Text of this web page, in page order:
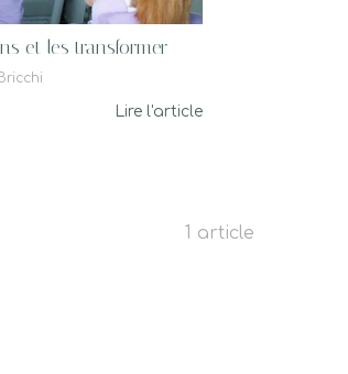
et les transformer
Lire l'article
1 article